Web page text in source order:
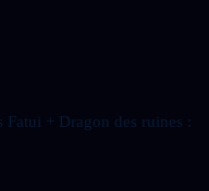
Fatui + Dragon des ruines :